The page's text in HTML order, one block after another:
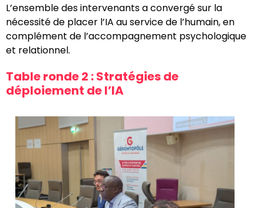
L’ensemble des intervenants a convergé sur la
nécessité de placer l’IA au service de l’humain, en
complément de l’accompagnement psychologique
et relationnel.
Table ronde 2 : Stratégies de
déploiement de l’IA